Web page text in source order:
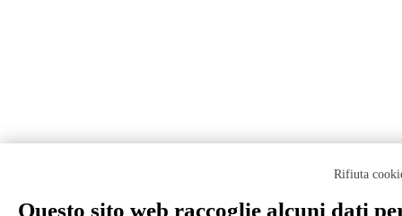
Rifiuta
Questo sito web raccoglie alcuni dati